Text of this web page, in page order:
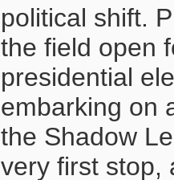
political shift.
the field open
presidential
embarking on
the Shadow
very first stop,